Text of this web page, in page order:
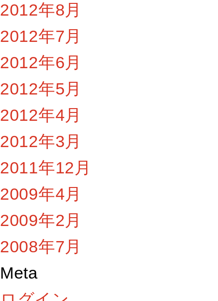
2012年8月
2012年7月
2012年6月
2012年5月
2012年4月
2012年3月
2011年12月
2009年4月
2009年2月
2008年7月
Meta